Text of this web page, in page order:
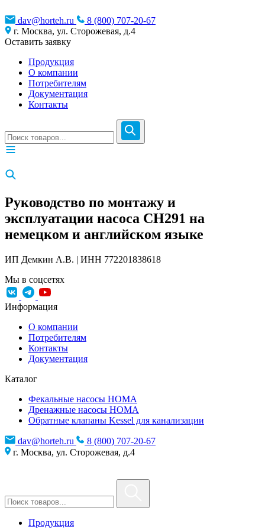
dav@horteh.ru
8 (800) 707-20-67
г. Москва, ул. Сторожевая, д.4
Оставить заявку
Продукция
О компании
Потребителям
Документация
Контакты
Руководство по монтажу и
эксплуатации насоса CH291 на
немецком и английском языке
ИП Демкин А.В. | ИНН 772201838618
Мы в соцсетях
Информация
О компании
Потребителям
Контакты
Документация
Каталог
Фекальные насосы HOMA
Дренажные насосы HOMA
Обратные клапаны Kessel для канализации
dav@horteh.ru
8 (800) 707-20-67
г. Москва, ул. Сторожевая, д.4
Продукция